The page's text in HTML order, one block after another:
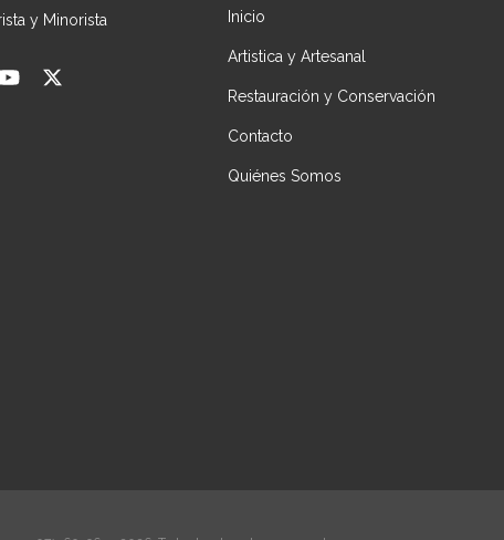
y Minorista Inicio
Artistica y Artesanal
Restauración y Conservación
Contacto
Quiénes Somos